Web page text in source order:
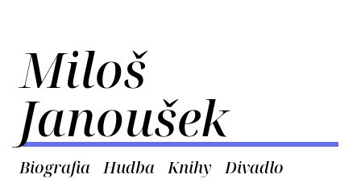
Miloš
Janoušek
Biografia Hudba Knihy Divadlo